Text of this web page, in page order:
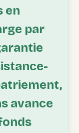
en
par
avance